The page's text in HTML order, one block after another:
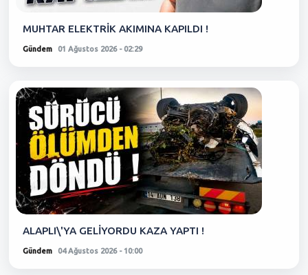
MUHTAR ELEKTRİK AKIMINA KAPILDI !
Gündem 01 Ağustos 2026 - 02:29
ALAPLI\'YA GELİYORDU KAZA YAPTI !
Gündem 04 Ağustos 2026 - 10:00